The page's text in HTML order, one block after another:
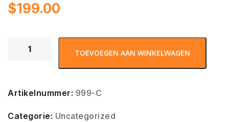
$199.00
TOEVOEGEN AAN WINKELWAGEN
Artikelnummer: 999-C
Categorie: Uncategorized